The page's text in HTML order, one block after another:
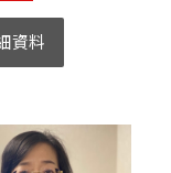
資料